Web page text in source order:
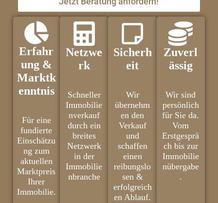
Erfahr
ung &
Marktk
enntnis
Für eine
fundierte
Einschätzu
ng zum
aktuellen
Marktpreis
Ihrer
Immobilie.
Netzwe
rk
Schneller
Immobilie
nverkauf
durch ein
breites
Netzwerk
in der
Immobilie
nbranche
Sicherh
eit
Wir
übernehm
en den
Verkauf
und
schaffen
einen
reibungslo
sen &
erfolgreich
en Ablauf.
Zuverl
ässig
Wir sind
persönlich
für Sie da.
Vom
Erstgesprä
ch bis zur
Immobilie
nübergabe
.